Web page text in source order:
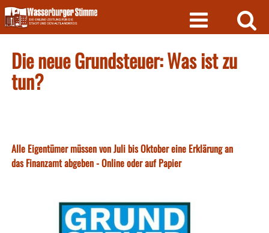
Skip
to
content
Die neue Grundsteuer: Was ist zu
tun?
Alle Eigentümer müssen von Juli bis Oktober eine Erklärung an
das Finanzamt abgeben - Online oder auf Papier